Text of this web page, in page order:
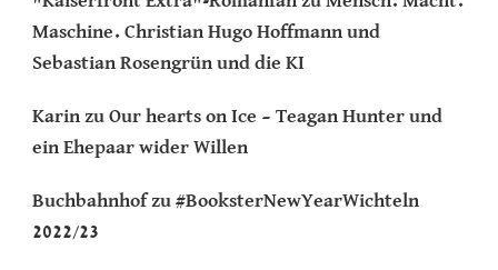
Maschine. Christian Hugo Hoffmann und
Sebastian Rosengrün und die KI
Karin zu Our hearts on Ice – Teagan Hunter und
ein Ehepaar wider Willen
Buchbahnhofzu #BooksterNewYearWichteln
2022/23